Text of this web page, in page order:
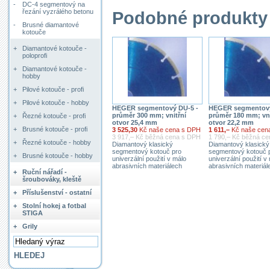
Podobné produkty
HEGER segmentový DU-5 -
průměr 300 mm; vnitřní
otvor 25,4 mm
3 525,30 Kč naše cena s DPH
3 917,– Kč běžná cena s DPH
Diamantový klasický
segmentový kotouč pro
univerzální použití v málo
abrasivních materiálech
HEGER
průměr 180 mm;
otvor 22,2 mm
1 611,– Kč naše
1 790,– Kč běžná
Diamantový klasický
segmentový kotouč
univerzální použití v
abrasivních
-
DC-4 segmentový na
řezání vyzrálého betonu
-
Brusné diamantové
kotouče
+
Diamantové kotouče -
poloprofi
+
Diamantové kotouče -
hobby
+
Pilové kotouče - profi
+
Pilové kotouče - hobby
+
Řezné kotouče - profi
+
Brusné kotouče - profi
+
Řezné kotouče - hobby
+
Brusné kotouče - hobby
+
Ruční nářadí -
šroubováky, kleště
+
Příslušenství - ostatní
+
Stolní hokej a fotbal
STIGA
+
Grily